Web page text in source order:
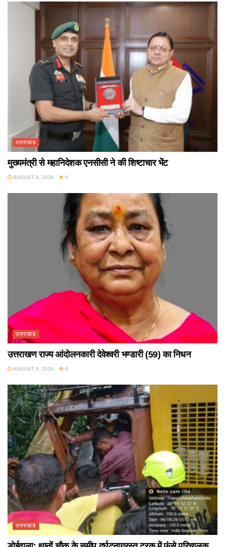
उत्तराखंड
मुख्यमंत्री से महानिदेशक एनसीसी ने की शिष्टाचार भेंट
AUGUST 6, 2026 6
उत्तराखंड
उत्तराखण राज्य आंदोलनकारी देवेश्वरी भण्डारी (59) का निधन
AUGUST 6, 2026 8
उत्तराखंड